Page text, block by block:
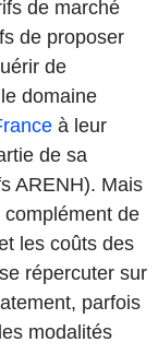
de marché
de proposer
de
domaine
à leur
de sa
ARENH). Mais
de
les coûts des
répercuter sur
parfois
modalités